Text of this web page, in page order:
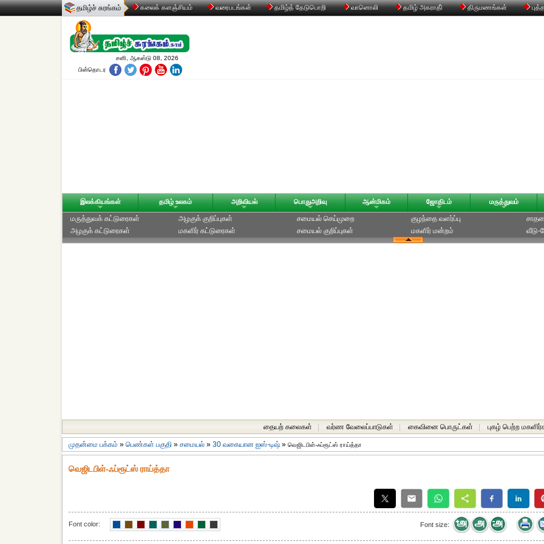
தமிழ்ச் சுரங்கம் கலைக் களஞ்சியம் வரைபடங்கள் தமிழ்த் தேடுபொறி வானொலி தமிழ் அகராதி் திருமணங்கள்
சனி, ஆகஸ்டு 08, 2026
பின்தொடர
இலக்கியங்கள் தமிழ் உலகம் அறிவியல் பொதுஅறிவு ஆன்மிகம் ஜோதிடம் மருத்துவம்
மருத்துவக் கட்டுரைகள்
அழகுக் கட்டுரைகள்
அழகுக் குறிப்புகள்
மகளிர் கட்டுரைகள்
சமையல் செய்முறை
சமையல் குறிப்புகள்
குழந்தை வளர்ப்பு
மகளிர் மன்றம்
வீடு-
தையற் கலைகள் வர்ண வேலைப்பாடுகள் கைவினை பொருட்கள் புகழ் பெற்ற
முதன்மை பக்கம் » பெண்கள் பகுதி » சமையல் » 30 வகையான ஐஸ்-டிஷ் » வெஜிடபிள்-ஃப்ரூட்ஸ் ராய்த்தா
வெஜிடபிள்-ஃப்ரூட்ஸ் ராய்த்தா
Font color: Font size: